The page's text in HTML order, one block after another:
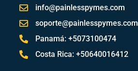
info@painlesspymes.com
soporte@painlesspymes.com
Panamá: +5073100474
Costa Rica: +50640016412